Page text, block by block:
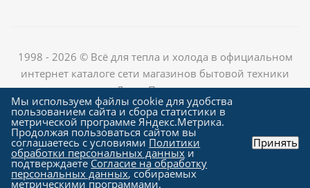
1998 - 2026 © Всё для тепла и холода в официальном
интернет каталоге сети магазинов бытовой техники
«Лед и Пламень»
Создание сайта компания
"Алроникс"
Мы используем файлы cookie для удобства
пользованием сайта и сбора статистики в
метрической программе Яндекс.Метрика.
Продолжая пользоваться сайтом вы
соглашаетесь с условиями Политики
обработки персональных данных и
подтверждаете Согласие на обработку
персональных данных, собираемых
метрическими программами.
Принять